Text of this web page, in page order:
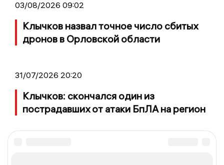
03/08/2026 09:02
Клычков назвал точное число сбитых
дронов в Орловской области
31/07/2026 20:20
Клычков: скончался один из
пострадавших от атаки БпЛА на регион